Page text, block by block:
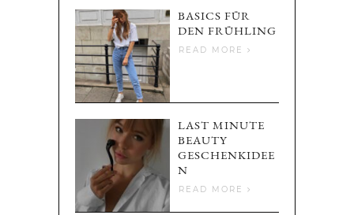
BASICS FÜR
DEN FRÜHLING
READ MORE
LAST MINUTE
BEAUTY
GESCHENKIDEE
N
READ MORE